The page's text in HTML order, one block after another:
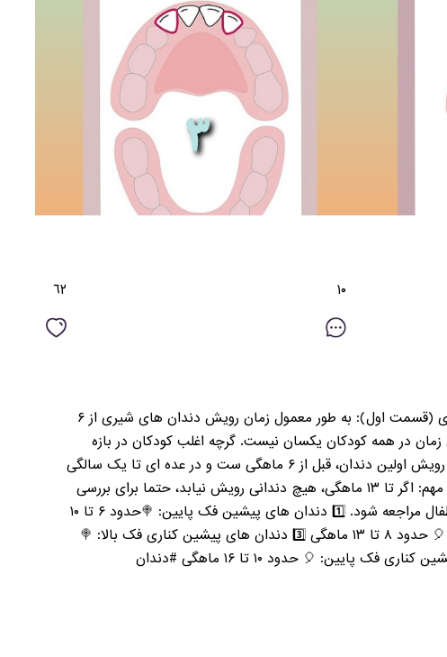
١۰ ٦٢
⏳زمان و ترتیب رویش دندان های شیری (قسمت اول): به طور معمول زمان رویش دندان های شیری از ۶
اما این زمان در همه کودکان یکسان نیست. گرچه اغلب کودکان در بازه
نرمال قرار دارند اما در تعداد کمی، سن رویش اولین دندان، قبل از ۶ ماهگی ست و در عده ای تا یک سالگی
هنوز دندانی رویش نیافته است. ⚠️نکته مهم: اگر تا ۱۳ ماهگی، هیچ دندانی رویش نیابد، حتما برای بررسی
بیشتر باید به متخصص دندانپزشکی اطفال مراجعه شود. 1️⃣ دندان های پیشین فک پایین: 🍭حدود ۶ تا ۱۰
ماهگی 2️⃣ دندان های پیشین فک بالا: 🎈 حدود ۸ تا ۱۳ ماهگی 3️⃣ دندان های پیشین کناری فک بالا: 🍭
حدود ۹ تا ۱۳ ماهگی 4️⃣ دندان های پیشین کناری فک پایین: 🎈 حدود ۱۰ تا ۱۶ ماهگی #دندان